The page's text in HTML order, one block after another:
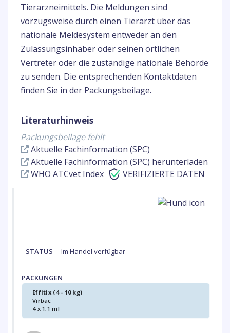
Tierarzneimittels. Die Meldungen sind
vorzugsweise durch einen Tierarzt über das
nationale Meldesystem entweder an den
Zulassungsinhaber oder seinen örtlichen
Vertreter oder die zuständige nationale Behörde
zu senden. Die entsprechenden Kontaktdaten
finden Sie in der Packungsbeilage.
Literaturhinweis
Packungsbeilage fehlt
Aktuelle Fachinformation (SPC)
Aktuelle Fachinformation (SPC) herunterladen
WHO ATCvet Index
VERIFIZIERTE DATEN
STATUS Im Handel verfügbar
PACKUNGEN
Effitix (4 - 10 kg)
Virbac
4 x 1,1 ml